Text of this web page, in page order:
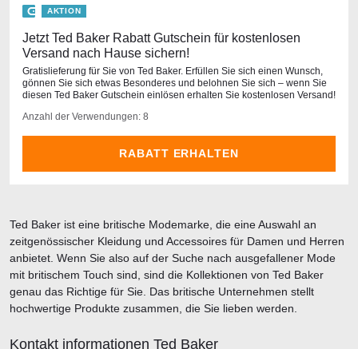
AKTION
Jetzt Ted Baker Rabatt Gutschein für kostenlosen
Versand nach Hause sichern!
Gratislieferung für Sie von Ted Baker. Erfüllen Sie sich einen Wunsch,
gönnen Sie sich etwas Besonderes und belohnen Sie sich – wenn Sie
diesen Ted Baker Gutschein einlösen erhalten Sie kostenlosen Versand!
Anzahl der Verwendungen: 8
RABATT ERHALTEN
Ted Baker ist eine britische Modemarke, die eine Auswahl an
zeitgenössischer Kleidung und Accessoires für Damen und Herren
anbietet. Wenn Sie also auf der Suche nach ausgefallener Mode
mit britischem Touch sind, sind die Kollektionen von Ted Baker
genau das Richtige für Sie. Das britische Unternehmen stellt
hochwertige Produkte zusammen, die Sie lieben werden.
Kontakt informationen Ted Baker